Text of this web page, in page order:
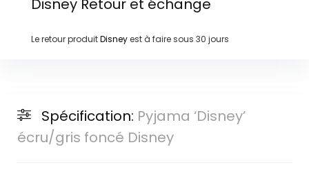
DisneyRetour et échange
Le retour produitDisneyest à faire sous 30 jours
Spécification: Pyjama ‘Disney’
écru/gris foncé Disney